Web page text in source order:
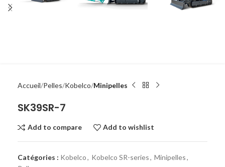
Accueil Pelles Kobelco Minipelles
SK39SR-7
Add to compare Add to wishlist
Catégories : Kobelco, Kobelco SR-series, Minipelles,